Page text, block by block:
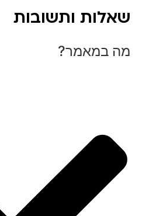
שאלות ותשובות
מה במאמר?